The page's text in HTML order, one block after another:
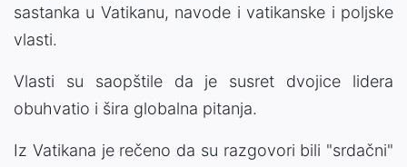
sastanka u Vatikanu, navode i vatikanske i poljske
vlasti.
Vlasti su saopštile da je susret dvojice lidera
obuhvatio i šira globalna pitanja.
Iz Vatikana je rečeno da su razgovori bili "srdačni"